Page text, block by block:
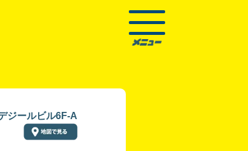
ジールビル6F-A